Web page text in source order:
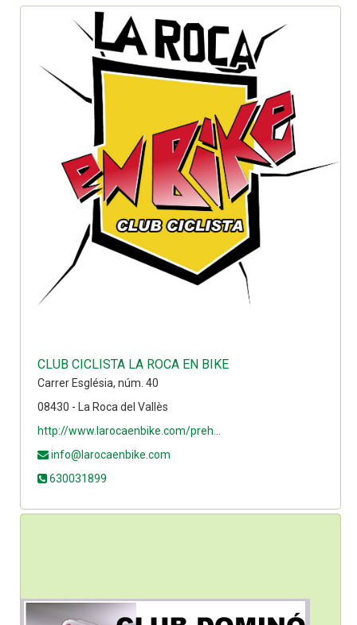
CLUB CICLISTA LA ROCA EN BIKE
Carrer Església, núm. 40
08430 - La Roca del Vallès
http://www.larocaenbike.com/preh...
info@larocaenbike.com
630031899